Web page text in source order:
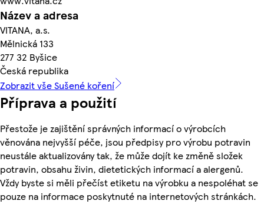
Název a adresa
VITANA, a.s.
Mělnická 133
277 32 Byšice
Česká republika
Zobrazit vše Sušené koření
Příprava a použití
Přestože je zajištění správných informací o výrobcích
věnována nejvyšší péče, jsou předpisy pro výrobu potravin
neustále aktualizovány tak, že může dojít ke změně složek
potravin, obsahu živin, dietetických informací a alergenů.
Vždy byste si měli přečíst etiketu na výrobku a nespoléhat se
pouze na informace poskytnuté na internetových stránkách.